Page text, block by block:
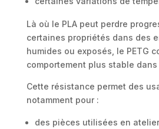
Là où le PLA peut perdre
certaines propriétés dans des
humides ou exposés, le PETG
comportement plus stable dans
Cette résistance permet des
notamment pour :
des pièces utilisées en atelier